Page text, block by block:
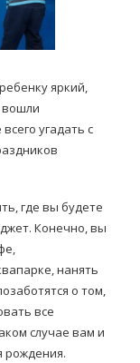
яркий,
угадать с
где вы будете
Конечно, вы
нанять
о том,
все
случае вам и
рождения.